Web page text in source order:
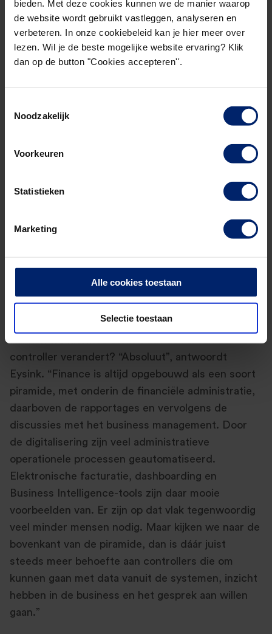
bieden. Met deze cookies kunnen we de manier waarop
de website wordt gebruikt vastleggen, analyseren en
verbeteren. In onze cookiebeleid kan je hier meer over
lezen. Wil je de beste mogelijke website ervaring? Klik
dan op de button "Cookies accepteren''.
Noodzakelijk
Voorkeuren
Statistieken
Marketing
Alle cookies toestaan
Selectie toestaan
Veranderende
competenties van
controller
Deze manier van werken vraagt enerzijds kennis
van de werkwijze, maar anderzijds ontwikkelt zich
rol van de controller wordt opeens veel
niet alleen meer de resultaten waar je het mee
aan je voorgelegd. Het is aan de controller om te
kijken hoe de discussies aangevlogen moeten
er een beroep gedaan op de analytische skills in de
controller verandert? “Absoluut”, antwoordt
Eysink. “Finance is altijd opgebouwd als een soort
piramide, met onderin de financiële administratie,
daarboven de rapportages en vervolgens de
discussies met het business management. Door
de digitalisering zijn veel administratieve
operationele processen geautomatiseerd.
Elektronische facturatie, dashboarding en
Business Intelligence-tools zijn daar mooie
voorbeelden van. Er zijn op dat vlak tegenwoordig
veel minder mensen nodig. Maar kijken we naar de
bovenkant van de piramide, dan is dáár juist
steeds meer behoefte aan controllers die om
kunnen gaan met data vanuit de systemen, inzicht
hebben in de business en het gesprek aan willen
gaan.”